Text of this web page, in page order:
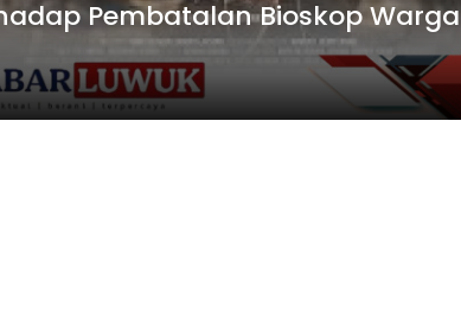
Pembatalan Bioskop Warga